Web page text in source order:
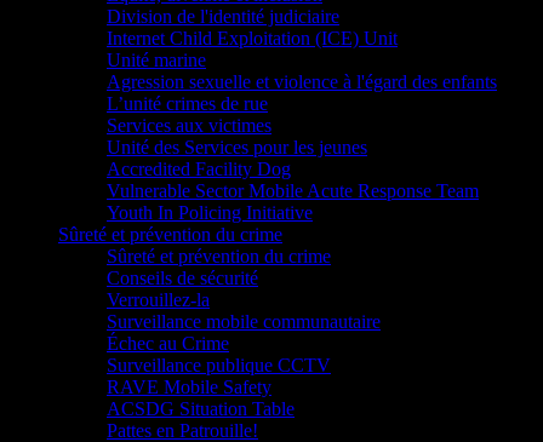
Division de l'identité judiciaire
Internet Child Exploitation (ICE) Unit
Unité marine
Agression sexuelle et violence à l'égard des enfants
L’unité crimes de rue
Services aux victimes
Unité des Services pour les jeunes
Accredited Facility Dog
Vulnerable Sector Mobile Acute Response Team
Youth In Policing Initiative
Sûreté et prévention du crime
Sûreté et prévention du crime
Conseils de sécurité
Verrouillez-la
Surveillance mobile communautaire
Échec au Crime
Surveillance publique CCTV
RAVE Mobile Safety
ACSDG Situation Table
Pattes en Patrouille!